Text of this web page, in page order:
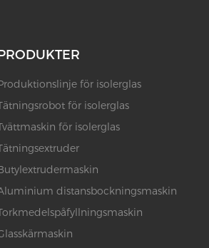
för isolerglas
för isolerglas
för isolerglas
distansbockningsmaskin